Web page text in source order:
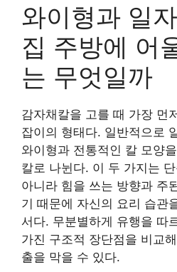
와이형과 일
집 주방에 어
는 무엇일까
감자채칼을 고를 때 가장 먼
잡이의 형태다. 일반적으로
와이형과 전통적인 칼 모양
칼로 나뉜다. 이 두 가지는
아니라 힘을 쓰는 방향과 주
기 때문에 자신의 요리 습관
서다. 무분별하게 유행을 따
가진 구조적 장단점을 비교
출을 막을 수 있다.